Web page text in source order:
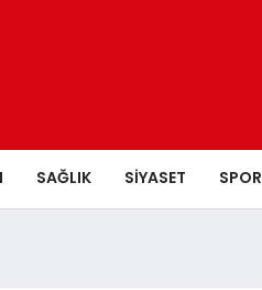
SAĞLIK SIYASET SPOR